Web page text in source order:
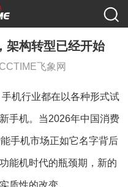
架构转型已经开始
飞象网
手机行业都在以各种形式试
手机。当2026年中国消费
手机市场正如它名字背后
能机时代的瓶颈期，新的
质性的改变。